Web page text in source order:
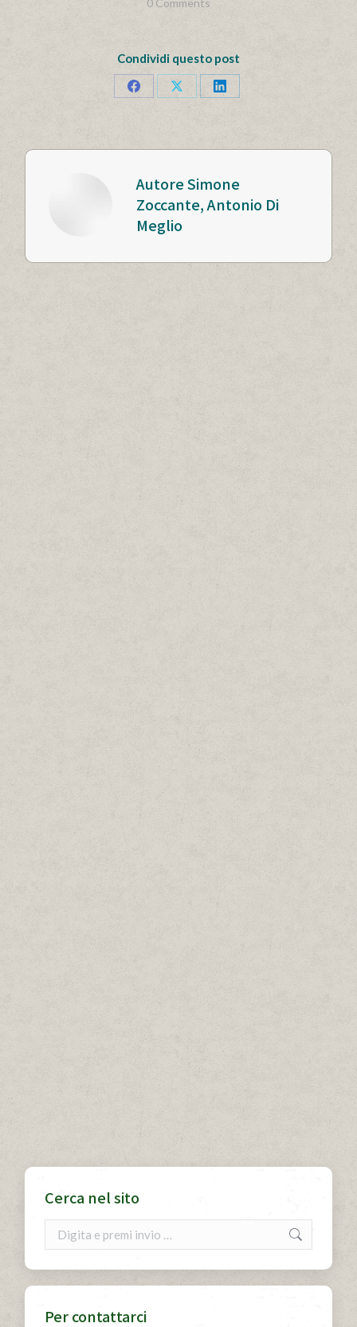
0 Comments
Condividi questo post
CondividiCondividiCondividi
AutoreSimone
Zoccante, Antonio Di
Meglio
Cerca nel sito
Per contattarci